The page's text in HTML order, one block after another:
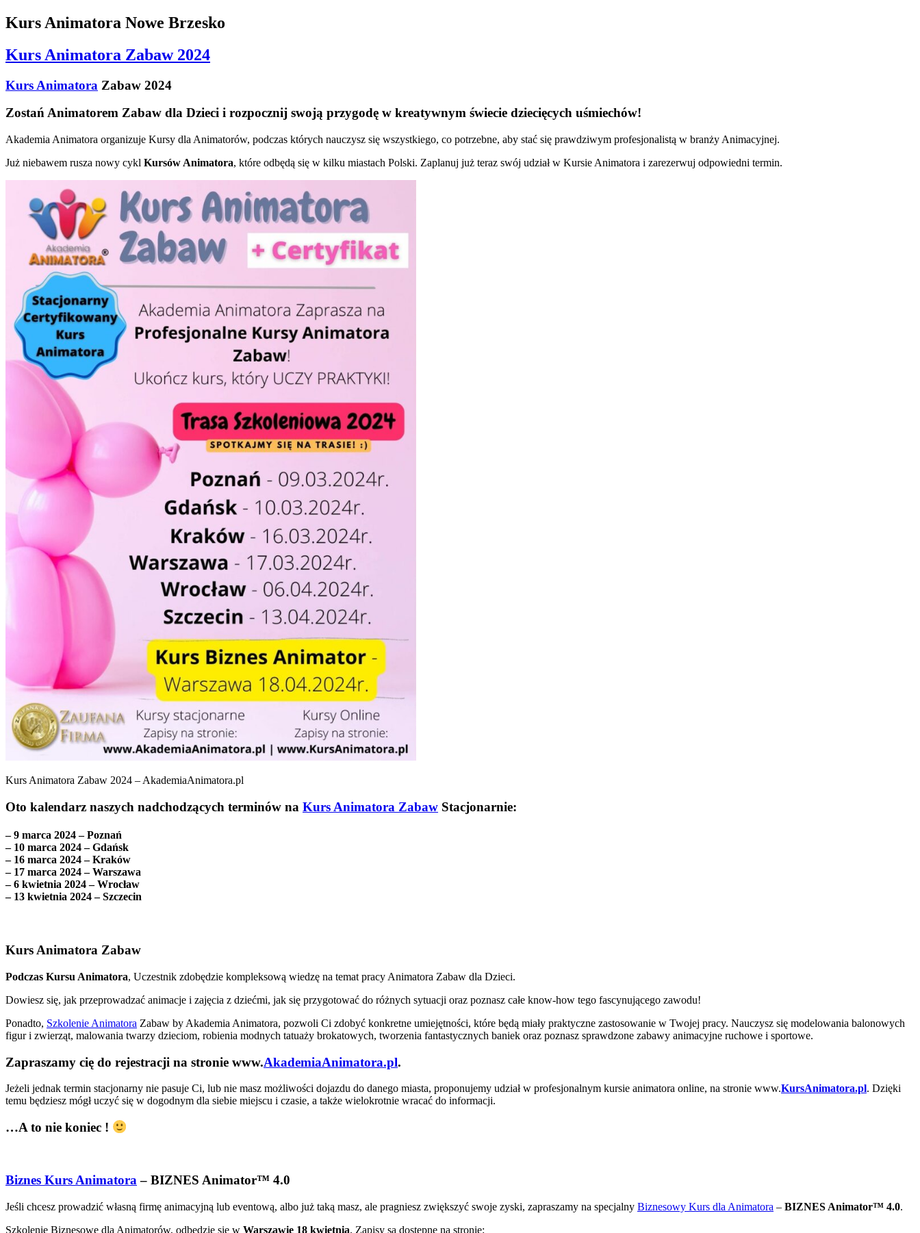
Kurs Animatora Nowe Brzesko
Kurs Animatora Zabaw 2024
Kurs Animatora Zabaw 2024
Zostań Animatorem Zabaw dla Dzieci i rozpocznij swoją przygodę w kreatywnym świecie dziecięcych uśmiechów!
Akademia Animatora organizuje Kursy dla Animatorów, podczas których nauczysz się wszystkiego, co potrzebne, aby stać się prawdziwym profesjonalistą w branży Animacyjnej.
Już niebawem rusza nowy cykl Kursów Animatora, które odbędą się w kilku miastach Polski. Zaplanuj już teraz swój udział w Kursie Animatora i zarezerwuj odpowiedni termin.
Kurs Animatora Zabaw 2024 – AkademiaAnimatora.pl
Oto kalendarz naszych nadchodzących terminów na Kurs Animatora Zabaw Stacjonarnie:
– 9 marca 2024 – Poznań
– 10 marca 2024 – Gdańsk
– 16 marca 2024 – Kraków
– 17 marca 2024 – Warszawa
– 6 kwietnia 2024 – Wrocław
– 13 kwietnia 2024 – Szczecin
Kurs Animatora Zabaw
Podczas Kursu Animatora, Uczestnik zdobędzie kompleksową wiedzę na temat pracy Animatora Zabaw dla Dzieci.
Dowiesz się, jak przeprowadzać animacje i zajęcia z dziećmi, jak się przygotować do różnych sytuacji oraz poznasz całe know-how tego fascynującego zawodu!
Ponadto, Szkolenie Animatora Zabaw by Akademia Animatora, pozwoli Ci zdobyć konkretne umiejętności, które będą miały praktyczne zastosowanie w Twojej pracy. Nauczysz się modelowania balonowych
figur i zwierząt, malowania twarzy dzieciom, robienia modnych tatuaży brokatowych, tworzenia fantastycznych baniek oraz poznasz sprawdzone zabawy animacyjne ruchowe i sportowe.
Zapraszamy cię do rejestracji na stronie www.AkademiaAnimatora.pl.
Jeżeli jednak termin stacjonarny nie pasuje Ci, lub nie masz możliwości dojazdu do danego miasta, proponujemy udział w profesjonalnym kursie animatora online, na stronie www.KursAnimatora.pl. Dzięki
temu będziesz mógł uczyć się w dogodnym dla siebie miejscu i czasie, a także wielokrotnie wracać do informacji.
…A to nie koniec !
Biznes Kurs Animatora– BIZNES Animator™ 4.0
Jeśli chcesz prowadzić własną firmę animacyjną lub eventową, albo już taką masz, ale pragniesz zwiększyć swoje zyski, zapraszamy na specjalny Biznesowy Kurs dla Animatora – BIZNES Animator™ 4.0.
Szkolenie Biznesowe dla Animatorów, odbędzie się w Warszawie 18 kwietnia. Zapisy są dostępne na stronie: